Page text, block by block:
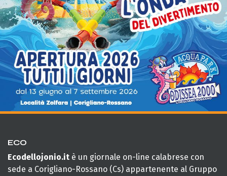
ECO
Ecodellojonio.it è un giornale on-line calabrese con
sede a Corigliano-Rossano (Cs) appartenente al Gruppo